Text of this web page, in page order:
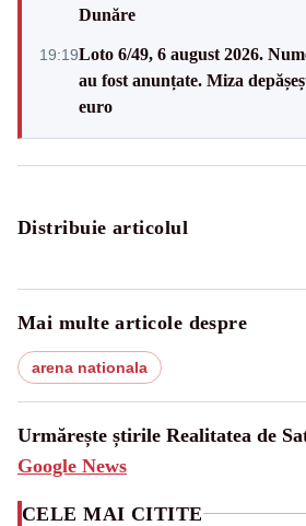
Dunăre
19:19Loto 6/49, 6 august 2026.
au fost anunțate. Miza
euro
Distribuie articolul
Mai multe articole despre
arena nationala
Urmărește știrile Realitatea de
Google News
CELE MAI CITITE